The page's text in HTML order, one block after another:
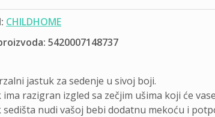
CHILDHOME
5420007148737
jastuk za sedenje u sivoj boji.
ima razigran izgled sa zečjim ušima koji će
sedišta nudi vašoj bebi dodatnu mekoću i